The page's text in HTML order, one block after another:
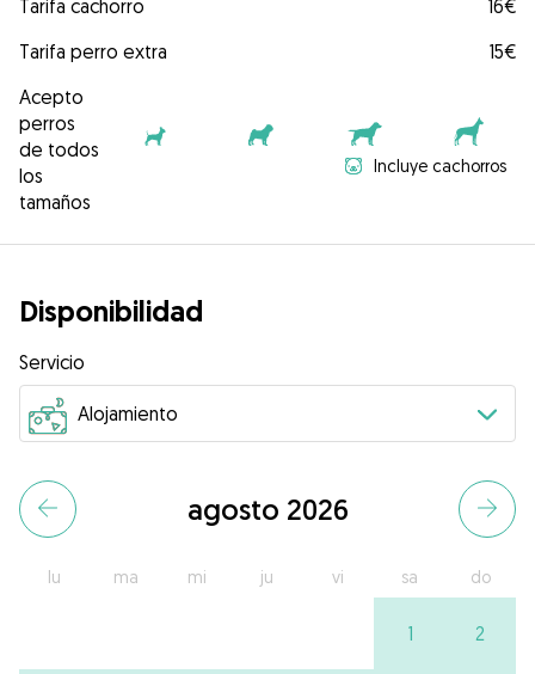
Tarifa cachorro
16€
Tarifa perro extra
15€
Acepto
perros
de todos
los
tamaños
Incluye cachorros
Disponibilidad
Servicio
agosto 2026
lu ma mi ju vi sa do
1 2